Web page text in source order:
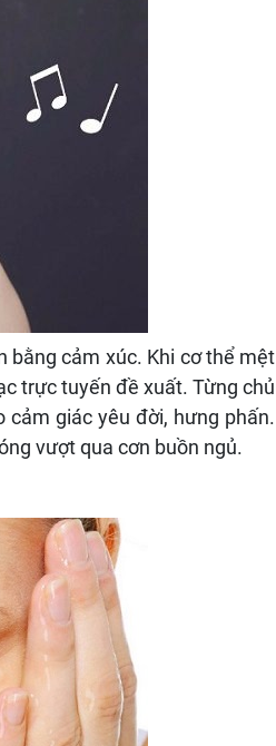
bằng cảm xúc. Khi cơ thể mệt
trực tuyến đề xuất. Từng chủ
giác yêu đời, hưng phấn.
vượt qua cơn buồn ngủ.